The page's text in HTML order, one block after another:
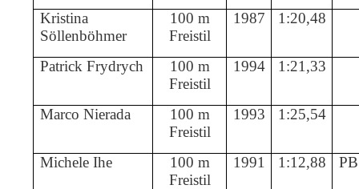
Kristina
Söllenböhmer
100 m
Freistil
1987 1:20,48
Patrick Frydrych
100 m
Freistil
1994 1:21,33
Marco Nierada
100 m
Freistil
1993 1:25,54
Michele Ihe
100 m
Freistil
1991 1:12,88 PB